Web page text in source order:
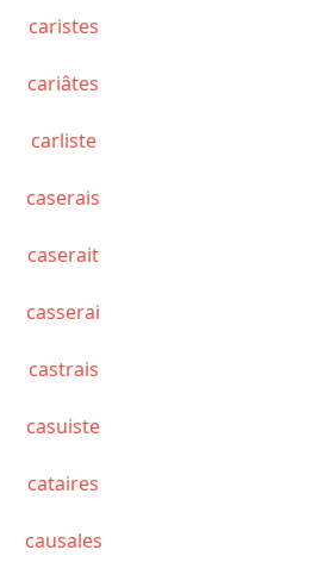
caristes
cariâtes
carliste
caserais
caserait
casserai
castrais
casuiste
cataires
causales